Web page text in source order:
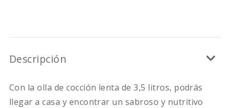
Descripción
Con la olla de cocción lenta de 3,5 litros, podrás
llegar a casa y encontrar un sabroso y nutritivo